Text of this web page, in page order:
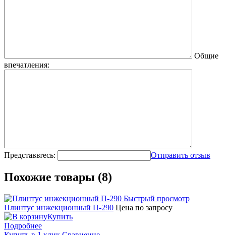
Общие
впечатления:
Представьтесь: Отправить отзыв
Похожие товары (8)
Быстрый просмотр
Плинтус инжекционный П-290 Цена по запросу
Купить
Подробнее